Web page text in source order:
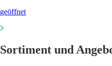
geöffnet
Sortiment und